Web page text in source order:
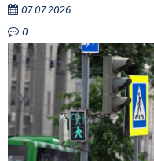
07.07.2026
0